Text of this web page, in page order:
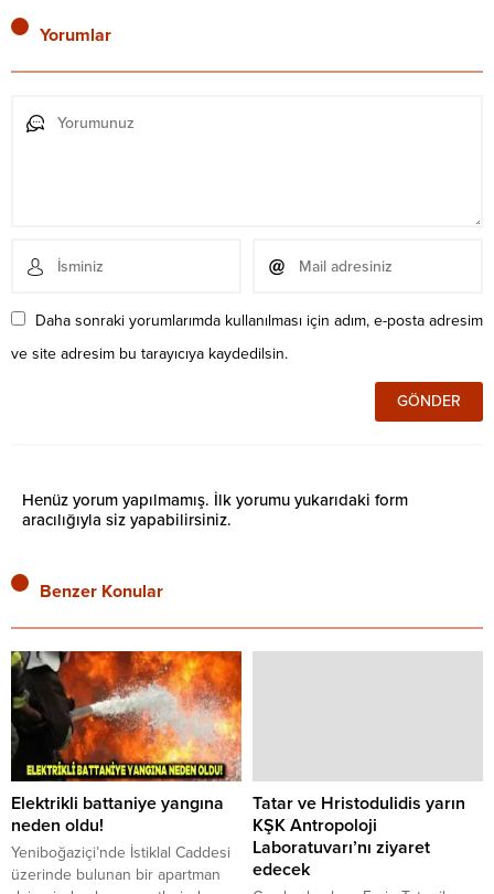
Yorumlar
Daha sonraki yorumlarımda kullanılması için adım, e-posta adresim
ve site adresim bu tarayıcıya kaydedilsin.
Henüz yorum yapılmamış. İlk yorumu yukarıdaki form
aracılığıyla siz yapabilirsiniz.
Benzer Konular
Elektrikli battaniye yangına
neden oldu!
Yeniboğaziçi’nde İstiklal Caddesi
üzerinde bulunan bir apartman
Tatar ve Hristodulidis yarın
KŞK Antropoloji
Laboratuvarı’nı ziyaret
edecek